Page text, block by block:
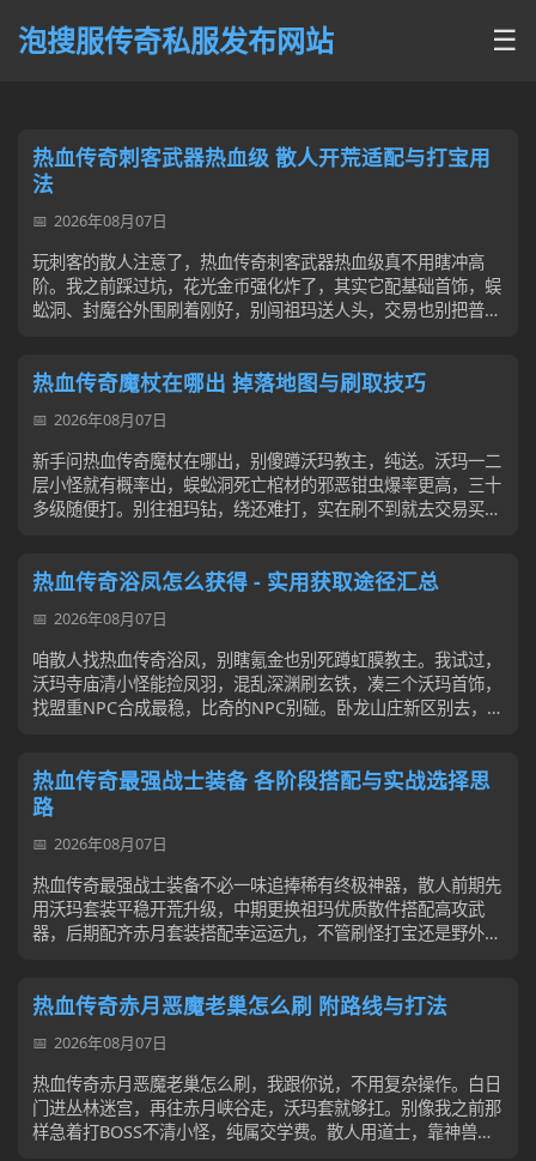
泡搜服传奇私服发布网站 ☰
热血传奇刺客武器热血级 散人开荒适配与打宝用
法
2026年08月07日
玩刺客的散人注意了，热血传奇刺客武器热血级真不用瞎冲高
阶。我之前踩过坑，花光金币强化炸了，其实它配基础首饰，蜈
蚣洞、封魔谷外围刷着刚好，别闯祖玛送人头，交易也别把普通
热血传奇魔杖在哪出 掉落地图与刷取技巧
2026年08月07日
新手问热血传奇魔杖在哪出，别傻蹲沃玛教主，纯送。沃玛一二
层小怪就有概率出，蜈蚣洞死亡棺材的邪恶钳虫爆率更高，三十
多级随便打。别往祖玛钻，绕还难打，实在刷不到就去交易买，
热血传奇浴凤怎么获得 - 实用获取途径汇总
2026年08月07日
咱散人找热血传奇浴凤，别瞎氪金也别死蹲虹膜教主。我试过，
沃玛寺庙清小怪能捡凤羽，混乱深渊刷玄铁，凑三个沃玛首饰，
找盟重NPC合成最稳，比奇的NPC别碰。卧龙山庄新区别去，全
热血传奇最强战士装备 各阶段搭配与实战选择思
路
2026年08月07日
热血传奇最强战士装备不必一味追捧稀有终极神器，散人前期先
用沃玛套装平稳开荒升级，中期更换祖玛优质散件搭配高攻武
器，后期配齐赤月套装搭配幸运运九，不管刷怪打宝还是野外对
热血传奇赤月恶魔老巢怎么刷 附路线与打法
2026年08月07日
热血传奇赤月恶魔老巢怎么刷，我跟你说，不用复杂操作。白日
门进丛林迷宫，再往赤月峡谷走，沃玛套就够扛。别像我之前那
样急着打BOSS不清小怪，纯属交学费。散人用道士，靠神兽卡